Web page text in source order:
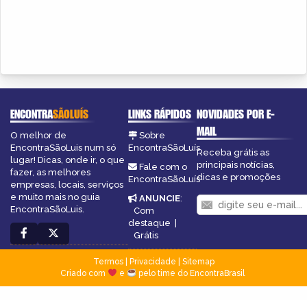
ENCONTRASÃOLUÍS
O melhor de
EncontraSãoLuis num só
lugar! Dicas, onde ir, o que
fazer, as melhores
empresas, locais, serviços
e muito mais no guia
EncontraSãoLuis.
LINKS RÁPIDOS
Sobre
EncontraSãoLuís
Fale com o
EncontraSãoLuís
ANUNCIE:
Com
destaque |
Grátis
NOVIDADES POR E-
MAIL
Receba grátis as
principais notícias,
dicas e promoções
Termos| Privacidade
Sitemap
Criado com
e pelo time do EncontraBrasil